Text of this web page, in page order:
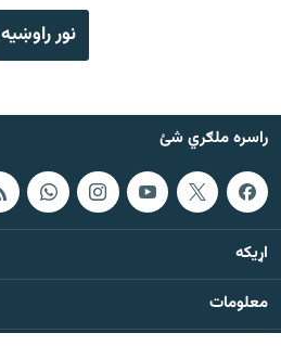
نور راوښيه
راسره ملګري شئ
اړيکه
معلومات